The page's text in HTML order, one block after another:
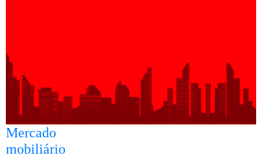
Mercado
mobiliário